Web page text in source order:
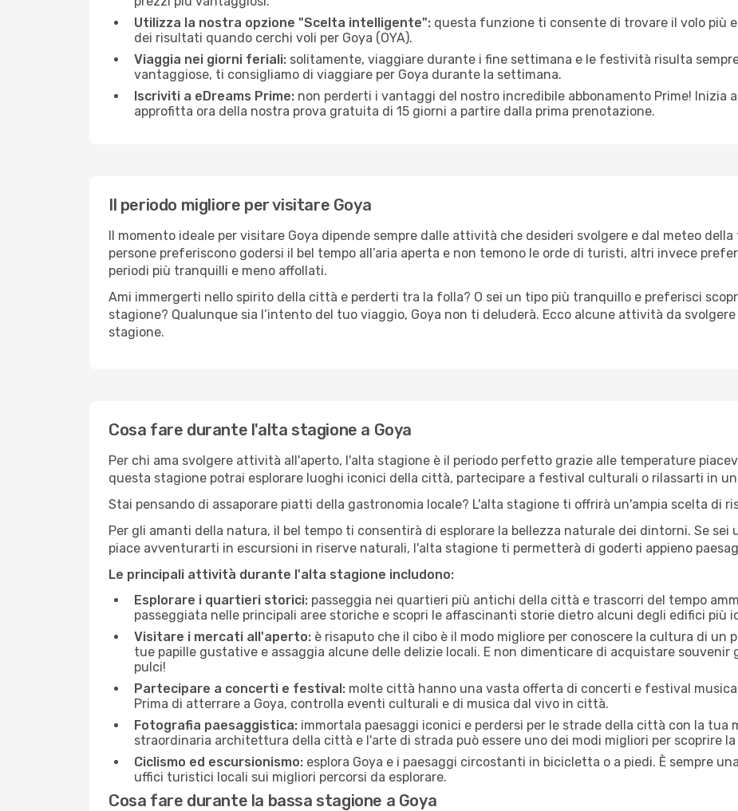
Utilizza la nostra opzione "Scelta intelligente": questa funzione ti consente di trovare il volo più
dei risultati quando cerchi voli per Goya (OYA).
Viaggia nei giorni feriali: solitamente, viaggiare durante i fine settimana e le festività risulta
vantaggiose, ti consigliamo di viaggiare per Goya durante la settimana.
Iscriviti a eDreams Prime: non perderti i vantaggi del nostro incredibile abbonamento Prime! Inizia
approfitta ora della nostra prova gratuita di 15 giorni a partire dalla prima prenotazione.
Il periodo migliore per visitare Goya
Il momento ideale per visitare Goya dipende sempre dalle attività che desideri svolgere e dal meteo
persone preferiscono godersi il bel tempo all’aria aperta e non temono le orde di turisti, altri invece
periodi più tranquilli e meno affollati.
Ami immergerti nello spirito della città e perderti tra la folla? O sei un tipo più tranquillo e preferisci
stagione? Qualunque sia l’intento del tuo viaggio, Goya non ti deluderà. Ecco alcune attività da svolgere
stagione.
Cosa fare durante l'alta stagione a Goya
Per chi ama svolgere attività all'aperto, l'alta stagione è il periodo perfetto grazie alle temperature
questa stagione potrai esplorare luoghi iconici della città, partecipare a festival culturali o rilassarti in
Stai pensando di assaporare piatti della gastronomia locale? L'alta stagione ti offrirà un'ampia scelta di
Per gli amanti della natura, il bel tempo ti consentirà di esplorare la bellezza naturale dei dintorni. Se
piace avventurarti in escursioni in riserve naturali, l'alta stagione ti permetterà di goderti appieno
Le principali attività durante l'alta stagione includono:
Esplorare i quartieri storici: passeggia nei quartieri più antichi della città e trascorri del tempo
passeggiata nelle principali aree storiche e scopri le affascinanti storie dietro alcuni degli edifici più
Visitare i mercati all'aperto: è risaputo che il cibo è il modo migliore per conoscere la cultura di un
tue papille gustative e assaggia alcune delle delizie locali. E non dimenticare di acquistare souvenir
pulci!
Partecipare a concerti e festival: molte città hanno una vasta offerta di concerti e festival
Prima di atterrare a Goya, controlla eventi culturali e di musica dal vivo in città.
Fotografia paesaggistica: immortala paesaggi iconici e perdersi per le strade della città con la
straordinaria architettura della città e l'arte di strada può essere uno dei modi migliori per scoprire
Ciclismo ed escursionismo: esplora Goya e i paesaggi circostanti in bicicletta o a piedi. È sempre
uffici turistici locali sui migliori percorsi da esplorare.
Cosa fare durante la bassa stagione a Goya